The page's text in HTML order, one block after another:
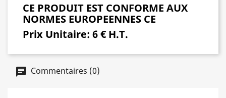
CE PRODUIT EST CONFORME AUX
NORMES EUROPEENNES CE
Prix Unitaire: 6 € H.T.
Commentaires (0)